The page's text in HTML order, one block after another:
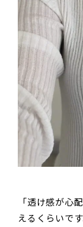
「透け感が心
えるくらいで